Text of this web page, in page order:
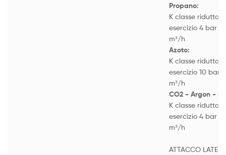
Propano:
K classe
esercizio 4 bar -
m³/h
Azoto:
K classe
esercizio 10 bar
m³/h
CO2- Argon -
K classe
esercizio 4 bar -
m³/h
ATTACCO